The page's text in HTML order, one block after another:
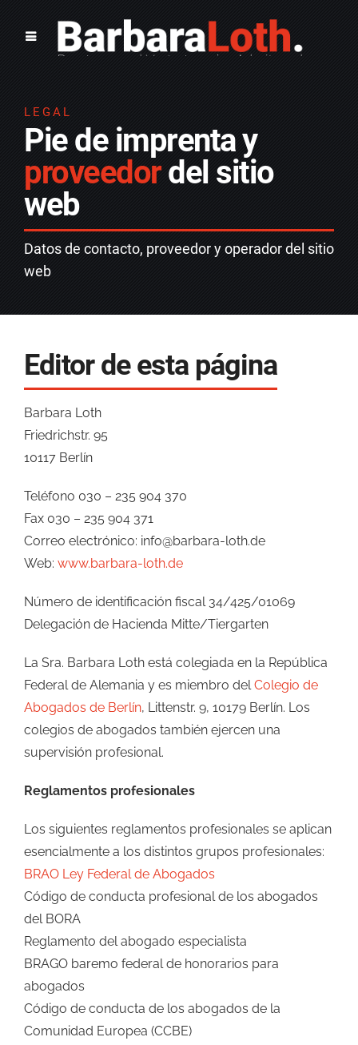
LEGAL
Pie de imprenta y
proveedordel sitio
web
Datos de contacto, proveedor y operador del sitio
web
Editor de esta página
Barbara Loth
Friedrichstr. 95
10117 Berlín
Teléfono 030 – 235 904 370
Fax 030 – 235 904 371
Correo electrónico: info@barbara-loth.de
Web: www.barbara-loth.de
Número de identificación fiscal 34/425/01069
Delegación de Hacienda Mitte/Tiergarten
La Sra. Barbara Loth está colegiada en la República
Federal de Alemania y es miembro delColegio de
Abogados de Berlín, Littenstr. 9, 10179 Berlín. Los
colegios de abogados también ejercen una
supervisión profesional.
Reglamentos profesionales
Los siguientes reglamentos profesionales se aplican
esencialmente a los distintos grupos profesionales:
BRAO Ley Federal de Abogados
Código de conducta profesional de los abogados
del BORA
Reglamento del abogado especialista
BRAGO baremo federal de honorarios para
abogados
Código de conducta de los abogados de la
Comunidad Europea (CCBE)